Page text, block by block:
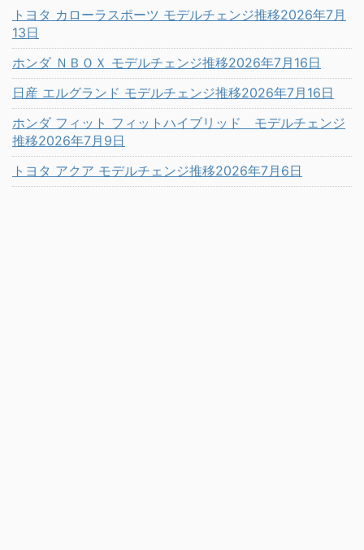
トヨタ カローラスポーツ モデルチェンジ推移2026年7月
13日
ホンダ ＮＢＯＸ モデルチェンジ推移2026年7月16日
日産 エルグランド モデルチェンジ推移2026年7月16日
ホンダ フィット フィットハイブリッド モデルチェンジ
推移2026年7月9日
トヨタ アクア モデルチェンジ推移2026年7月6日